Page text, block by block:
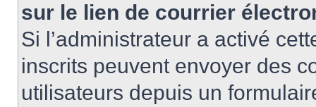
sur le lien de courrier
Si l’administrateur a activé
inscrits peuvent envoyer des
utilisateurs depuis un